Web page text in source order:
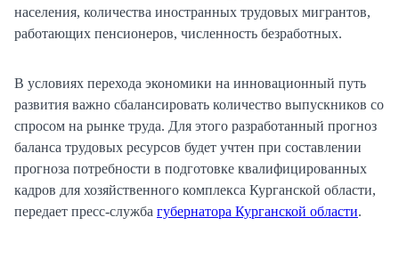
населения, количества иностранных трудовых мигрантов,
работающих пенсионеров, численность безработных.
В условиях перехода экономики на инновационный путь
развития важно сбалансировать количество выпускников со
спросом на рынке труда. Для этого разработанный прогноз
баланса трудовых ресурсов будет учтен при составлении
прогноза потребности в подготовке квалифицированных
кадров для хозяйственного комплекса Курганской области,
передает пресс-служба губернатора Курганской области.